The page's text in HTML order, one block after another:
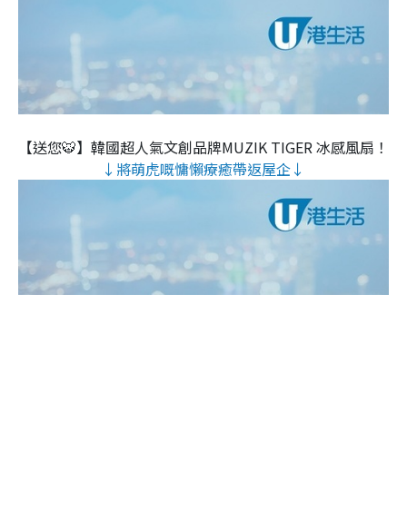
【送您🐯】韓國超人氣文創品牌MUZIK TIGER 冰感風扇！
↓將萌虎嘅慵懶療癒帶返屋企↓